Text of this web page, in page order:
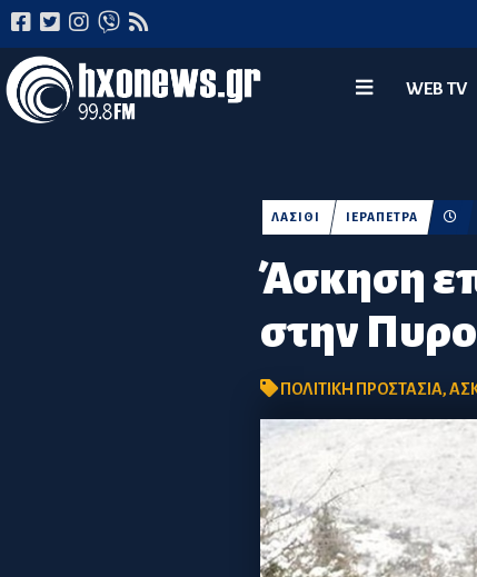
WEB TV
Άσκηση
στην
ΛΑΣΙΘΙ ΙΕΡΑΠΕΤΡΑ
ΠΟΛΙΤΙΚΗ ΠΡΟΣΤΑΣΙΑ,